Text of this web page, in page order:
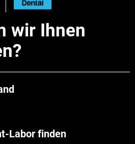
wir Ihnen
Labor finden